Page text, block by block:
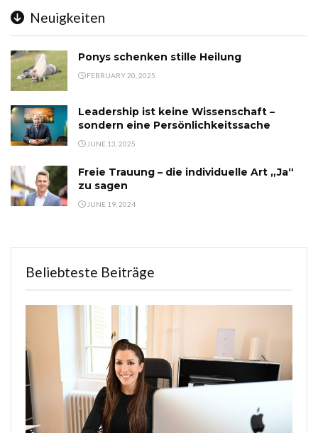
Neuigkeiten
Ponys schenken stille Heilung
FEBRUARY 20, 2025
Leadership ist keine Wissenschaft –
sondern eine Persönlichkeitssache
JUNE 13, 2025
Freie Trauung – die individuelle Art „Ja“
zu sagen
JUNE 19, 2024
Beliebteste Beiträge